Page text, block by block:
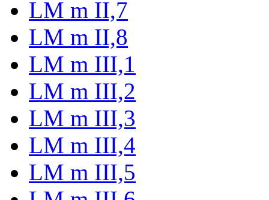
LM m II,7
LM m II,8
LM m III,1
LM m III,2
LM m III,3
LM m III,4
LM m III,5